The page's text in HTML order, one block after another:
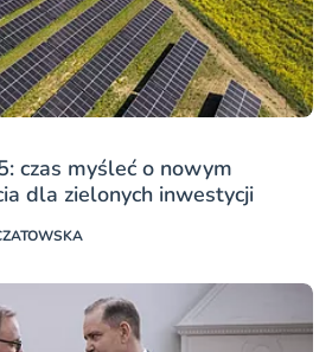
czas myśleć o nowym
dla zielonych inwestycji